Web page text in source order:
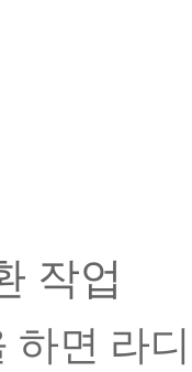
작업
하면 라